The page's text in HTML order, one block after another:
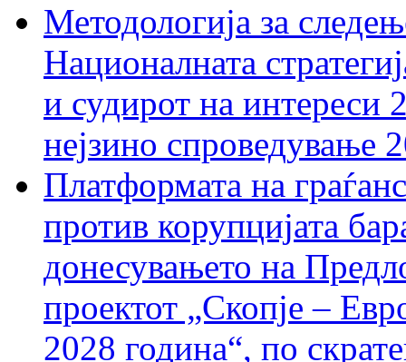
Методологија за
Националната
и судирот на интереси
нејзино спроведување
Платформата на
против корупцијата
донесувањето на
проектот „Скопје –
2028 година“, по